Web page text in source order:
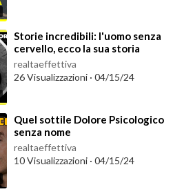
⁣Storie incredibili: l'uomo senza
cervello, ecco la sua storia
realtaeffettiva
26 Visualizzazioni · 04/15/24
⁣Quel sottile Dolore Psicologico
senza nome
realtaeffettiva
10 Visualizzazioni · 04/15/24